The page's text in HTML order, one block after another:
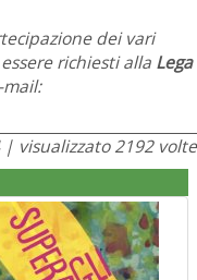
dei vari
richiesti alla Lega
visualizzato 2192 volte